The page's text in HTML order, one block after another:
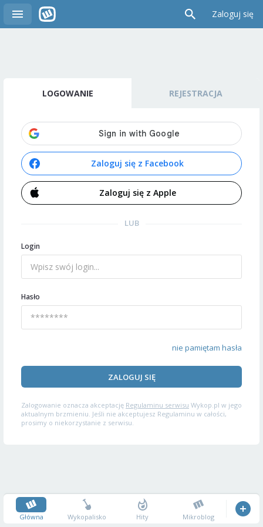
Zaloguj się
LOGOWANIE REJESTRACJA
Zaloguj się z Facebook
Zaloguj się z Apple
LUB
Login
Hasło
nie pamiętam hasła
ZALOGUJ SIĘ
Zalogowanie oznacza akceptację Regulaminu serwisu Wykop.pl w jego
aktualnym brzmieniu. Jeśli nie akceptujesz Regulaminu w całości,
prosimy o niekorzystanie z serwisu.
Główna Wykopalisko Hity Mikroblog